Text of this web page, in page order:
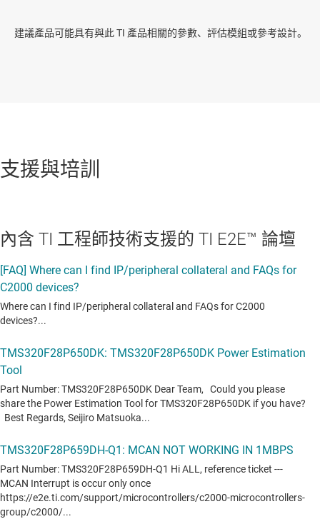
建議產品可能具有與此 TI 產品相關的參數、評估模組或參考設計。
支援與培訓
內含 TI 工程師技術支援的 TI E2E™ 論壇